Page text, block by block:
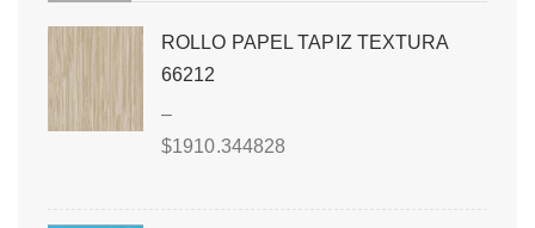
ROLLO PAPEL TAPIZ TEXTURA
66212
–
$1910.344828